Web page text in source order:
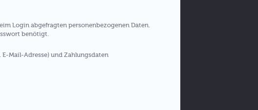
Login abgefragten personenbezogenen Daten.
benötigt.
Mail-Adresse) und Zahlungsdaten